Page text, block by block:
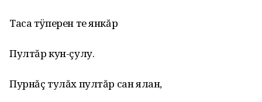
Таса тÿперен те янкăр
Пултăр кун-çулу.
Пурнăç тулăх пултăр сан ялан,